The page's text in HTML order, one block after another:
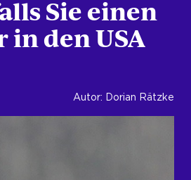
Sie einen
in den USA
Autor: Dorian Rätzke